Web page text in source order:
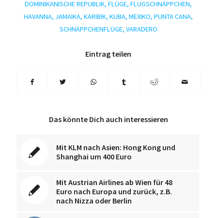
DOMINIKANISCHE REPUBLIK,FLÜGE,FLUGSCHNÄPPCHEN,
HAVANNA, JAMAIKA,KARIBIK,KUBA,MEXIKO,PUNTA CANA,
SCHNÄPPCHENFLÜGE, VARADERO
Eintrag teilen
Das könnte Dich auch interessieren
Mit KLM nach Asien: Hong Kong und
Shanghai um 400 Euro
Mit Austrian Airlines ab Wien für 48
Euro nach Europa und zurück, z.B.
nach Nizza oder Berlin